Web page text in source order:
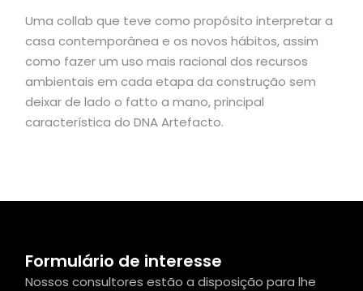
Uma collab que teve como propósito interpretar a
casa contemporânea e os novos hábitos, assim
como fazer um uso mais racional dos recursos
ambientais em cada etapa da construção sem
deixar de lado o fatto a mano, principal
característica do DNA Artefacto.
Formulário de interesse
Nossos consultores estão a disposição para lhe